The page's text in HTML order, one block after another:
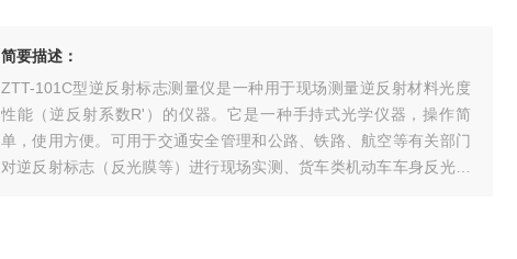
简要描述：
ZTT-101C型逆反射标志测量仪是一种用于现场测量逆反射材料光度
性能（逆反射系数R'）的仪器。它是一种手持式光学仪器，操作简
单，使用方便。可用于交通安全管理和公路、铁路、航空等有关部门
对逆反射标志（反光膜等）进行现场实测、货车类机动车车身反光标